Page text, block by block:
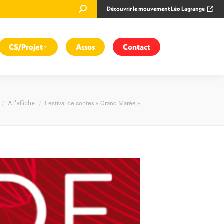
Recherche
:
Découvrir le mouvement Léo Lagrange
CS/Projet Assos Contact
ici :
A l'affiche Festival de contes « Grand Marée »